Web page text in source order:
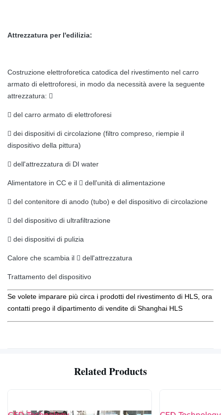
Attrezzatura per l'edilizia:
Costruzione elettroforetica catodica del rivestimento nel carro
armato di elettroforesi, in modo da necessità avere la seguente
attrezzatura: 
 del carro armato di elettroforesi
 dei dispositivi di circolazione (filtro compreso, riempie il
dispositivo della pittura)
 dell'attrezzatura di DI water
Alimentatore in CC e il  dell'unità di alimentazione
 del contenitore di anodo (tubo) e del dispositivo di circolazione
 del dispositivo di ultrafiltrazione
 dei dispositivi di pulizia
Calore che scambia il  dell'attrezzatura
Trattamento del dispositivo
Se volete imparare più circa i prodotti del rivestimento di HLS, ora
contatti prego il dipartimento di vendite di Shanghai HLS
Related Products